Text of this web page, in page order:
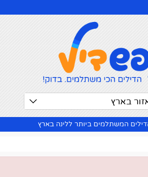
בארץ
המשתלמים ביותר ללינה בארץ